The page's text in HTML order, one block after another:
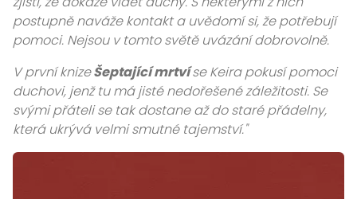
postupně naváže kontakt a uvědomí si, že potřebují
pomoci. Nejsou v tomto světě uvázání dobrovolně.
V první knizeŠeptající mrtvíse Keira pokusí pomoci
duchovi, jenž tu má jisté nedořešené záležitosti. Se
svými přáteli se tak dostane až do staré přádelny,
která ukrývá velmi smutné tajemství."